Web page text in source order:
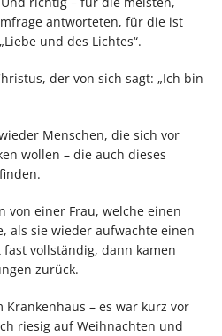
antworteten, für die ist
und des Lichtes“.
der von sich sagt: „Ich bin
Menschen, die sich vor
wollen – die auch dieses
von einer Frau, welche einen
als sie wieder aufwachte einen
vollständig, dann kamen
zurück.
Krankenhaus – es war kurz vor
riesig auf Weihnachten und